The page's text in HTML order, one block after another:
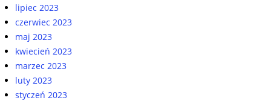
lipiec 2023
czerwiec 2023
maj 2023
kwiecień 2023
marzec 2023
luty 2023
styczeń 2023